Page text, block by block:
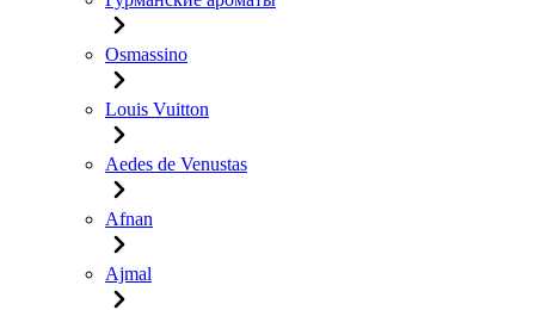
Osmassino
Louis Vuitton
Aedes de Venustas
Afnan
Ajmal